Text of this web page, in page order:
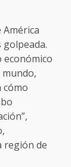
golpeada.
mundo,
cómo
región de